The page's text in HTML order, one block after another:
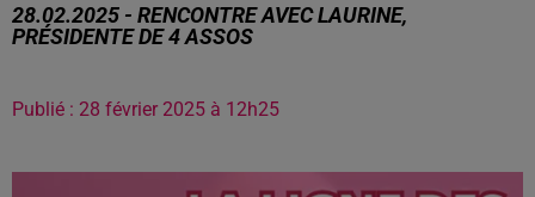
28.02.2025 - RENCONTRE AVEC LAURINE,
PRÉSIDENTE DE 4 ASSOS
Publié : 28 février 2025 à 12h25